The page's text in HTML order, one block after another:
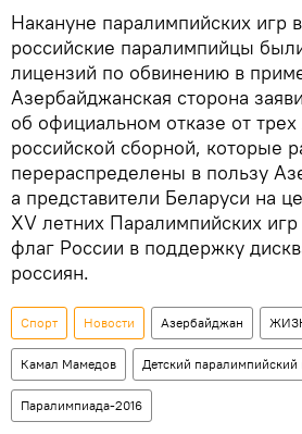
Накануне паралимпийских игр
российские паралимпийцы
лицензий по обвинению в
Азербайджанская сторона
об официальном отказе от
российской сборной, которые
перераспределены в пользу
а представители Беларуси на
XV летних Паралимпийских игр
флаг России в поддержку
россиян.
Спорт Новости Азербайджан
Камал Мамедов Детский паралимпийский
Паралимпиада-2016